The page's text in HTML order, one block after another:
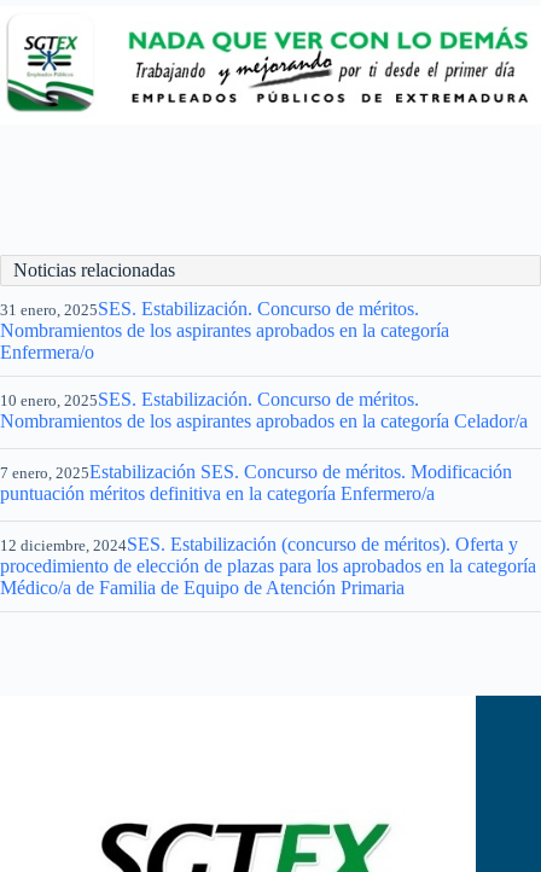
Noticias relacionadas
31 enero, 2025SES. Estabilización. Concurso de méritos.
Nombramientos de los aspirantes aprobados en la categoría
Enfermera/o
10 enero, 2025SES. Estabilización. Concurso de méritos.
Nombramientos de los aspirantes aprobados en la categoría Celador/a
7 enero, 2025Estabilización SES. Concurso de méritos. Modificación
puntuación méritos definitiva en la categoría Enfermero/a
12 diciembre, 2024SES. Estabilización (concurso de méritos). Oferta y
procedimiento de elección de plazas para los aprobados en la categoría
Médico/a de Familia de Equipo de Atención Primaria